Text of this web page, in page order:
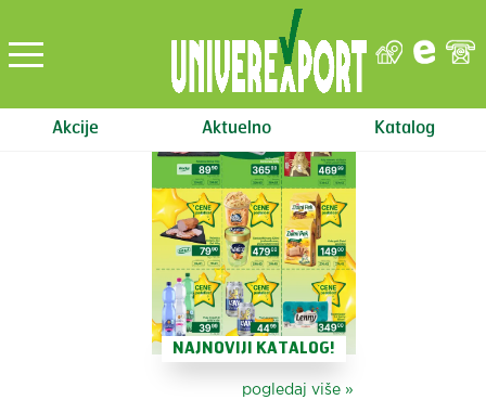
Akcije Aktuelno Katalog
NAJNOVIJI KATALOG!
pogledaj više »